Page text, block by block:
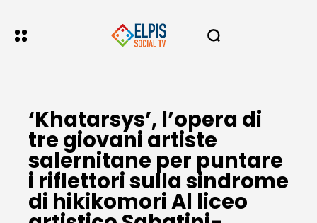
‘Khatarsys’, l’opera di
tre giovani artiste
salernitane per puntare
i riflettori sulla sindrome
di hikikomori Al liceo